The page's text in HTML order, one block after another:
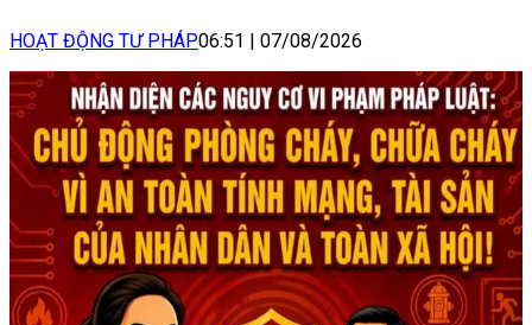
HOẠT ĐỘNG TƯ PHÁP06:51 | 07/08/2026